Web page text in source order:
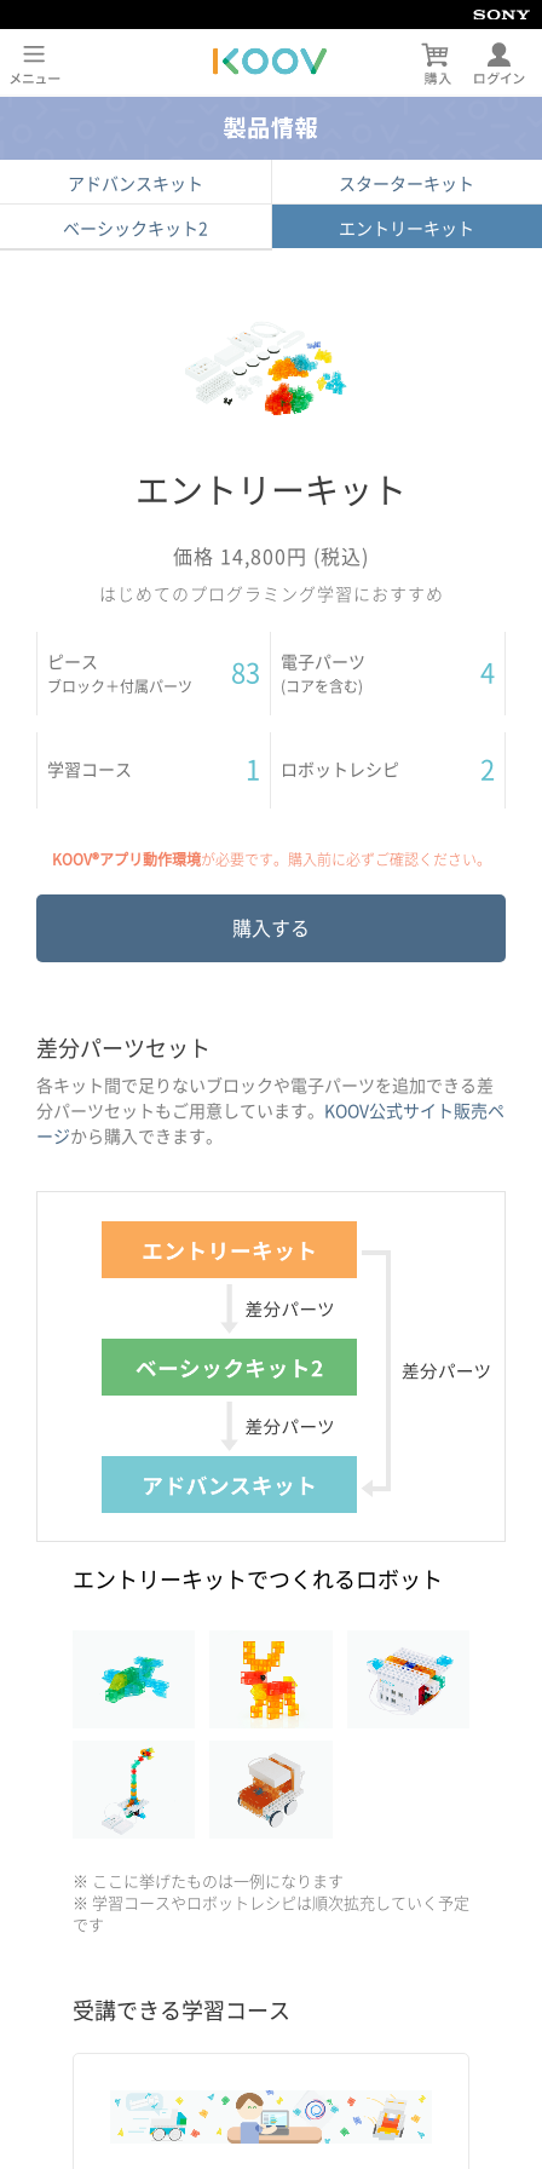
アドバンスキット スターターキット
ベーシックキット2 エントリーキット
エントリーキット
価格 14,800円 (税込)
はじめてのプログラミング学習におすすめ
ピース
ブロック＋付属パーツ 83 電子パーツ
(コアを含む) 4
学習コース 1 ロボットレシピ 2
KOOV®アプリ動作環境が必要です。購入前に必ずご確認ください。
購入する
差分パーツセット
各キット間で足りないブロックや電子パーツを追加できる差
分パーツセットもご用意しています。
KOOV公式サイト販売ペ
ージから購入できます。
エントリーキットでつくれるロボット
※ ここに挙げたものは一例になります
※ 学習コースやロボットレシピは順次拡充していく予定
です
受講できる学習コース